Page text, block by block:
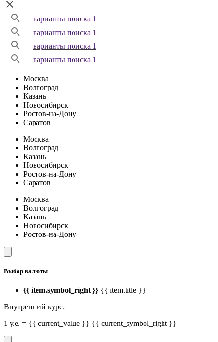
варианты поиска 1
варианты поиска 1
варианты поиска 1
варианты поиска 1
Москва
Волгоград
Казань
Новосибирск
Ростов-на-Дону
Саратов
Москва
Волгоград
Казань
Новосибирск
Ростов-на-Дону
Саратов
Москва
Волгоград
Казань
Новосибирск
Ростов-на-Дону
Выбор валюты
{{ item.symbol_right }} {{ item.title }}
Внутренний курс:
1 у.е. = {{ current_value }} {{ current_symbol_right }}